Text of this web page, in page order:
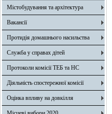
Містобудування та архітектура
Вакансії
Протидія домашнього насильства
Служба у справах дітей
Протоколи комісії ТЕБ та НС
Діяльність спостережної комісії
Оцінка впливу на довкілля